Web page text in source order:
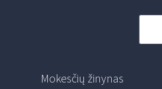
Mokesčių žinynas